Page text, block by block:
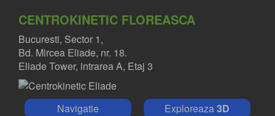
CENTROKINETIC FLOREASCA
Bucuresti, Sector 1,
Bd. Mircea Eliade, nr. 18.
Eliade Tower, intrarea A, Etaj 3
Navigatie Exploreaza3D